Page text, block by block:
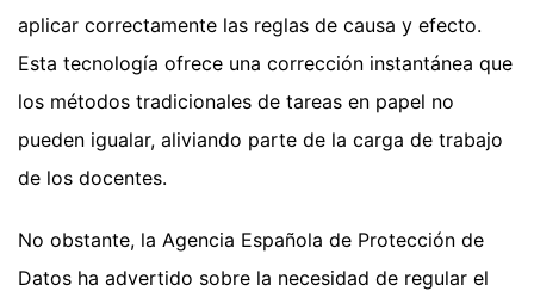
aplicar correctamente las reglas de causa y efecto.
Esta tecnología ofrece una corrección instantánea que
los métodos tradicionales de tareas en papel no
pueden igualar, aliviando parte de la carga de trabajo
de los docentes.
No obstante, la Agencia Española de Protección de
Datos ha advertido sobre la necesidad de regular el